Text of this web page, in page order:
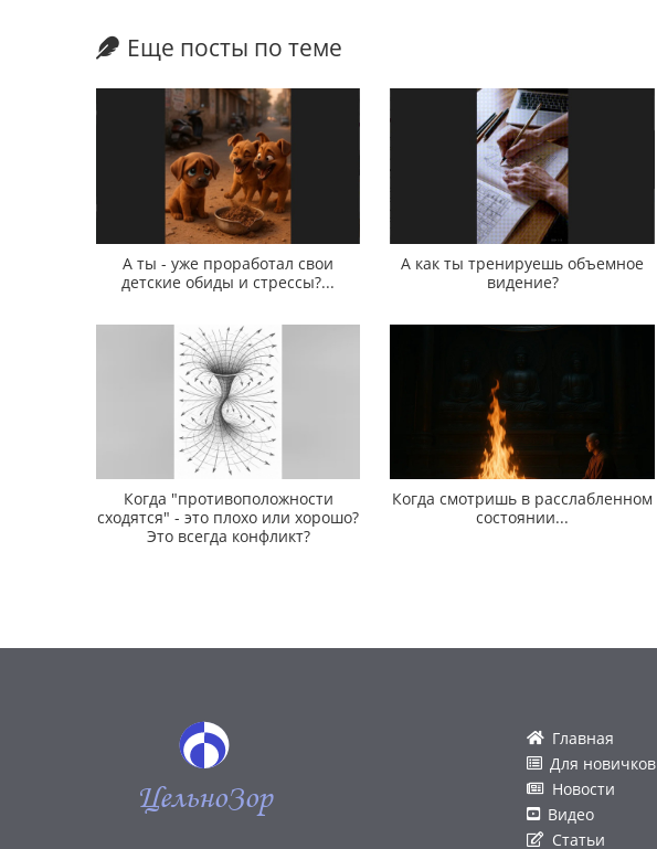
Еще посты по теме
А ты - уже проработал свои
детские обиды и стрессы?...
А как ты тренируешь объемное
видение?
Когда "противоположности
сходятся" - это плохо или хорошо?
Это всегда конфликт?
Когда смотришь в расслабленном
состоянии...
ЦельноЗор
Главная
Для новичков
Новости
Видео
Статьи